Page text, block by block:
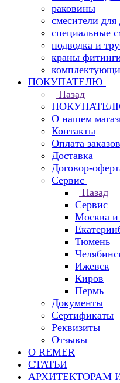
раковины
смесители
специальные
подводка и
краны
ПОКУПАТЕЛЮ
Назад
О нашем
Контакты
Оплата заказов
Доставка
Договор-
Сервис
Назад
Сервис
Москва
Тюмень
Ижевск
Киров
Пермь
Документы
Сертификаты
Реквизиты
Отзывы
О REMER
СТАТЬИ
АРХИТЕКТОРАМ